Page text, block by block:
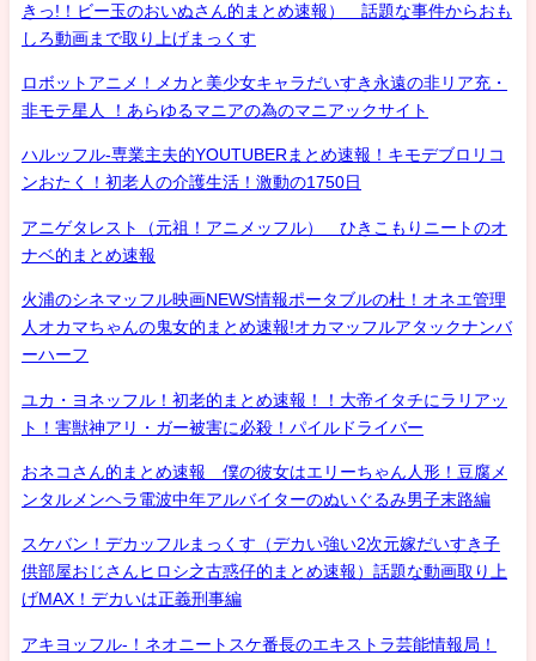
きっ!！ビー玉のおいぬさん的まとめ速報） 話題な事件からおも
しろ動画まで取り上げまっくす
ロボットアニメ！メカと美少女キャラだいすき永遠の非リア充・
非モテ星人 ！あらゆるマニアの為のマニアックサイト
ハルッフル-専業主夫的YOUTUBERまとめ速報！キモデブロリコ
ンおたく！初老人の介護生活！激動の1750日
アニゲタレスト（元祖！アニメッフル） ひきこもりニートのオ
ナベ的まとめ速報
火浦のシネマッフル映画NEWS情報ポータブルの杜！オネエ管理
人オカマちゃんの鬼女的まとめ速報!オカマッフルアタックナンバ
ーハーフ
ユカ・ヨネッフル！初老的まとめ速報！！大帝イタチにラリアッ
ト！害獣神アリ・ガー被害に必殺！パイルドライバー
おネコさん的まとめ速報 僕の彼女はエリーちゃん人形！豆腐メ
ンタルメンヘラ電波中年アルバイターのぬいぐるみ男子末路編
スケバン！デカッフルまっくす（デカい強い2次元嫁だいすき子
供部屋おじさんヒロシ之古惑仔的まとめ速報）話題な動画取り上
げMAX！デカいは正義刑事編
アキヨッフル-！ネオニートスケ番長のエキストラ芸能情報局！